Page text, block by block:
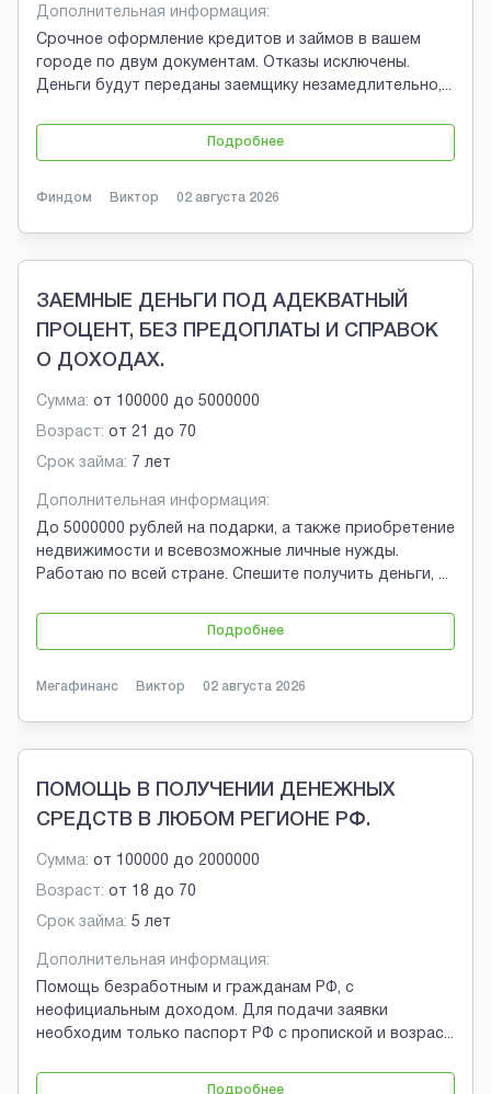
Дополнительная информация:
Срочное оформление кредитов и займов в вашем
городе по двум документам. Отказы исключены.
Деньги будут переданы заемщику незамедлительно,...
Подробнее
Финдом Виктор 02 августа 2026
ЗАЕМНЫЕ ДЕНЬГИ ПОД АДЕКВАТНЫЙ
ПРОЦЕНТ, БЕЗ ПРЕДОПЛАТЫ И СПРАВОК
О ДОХОДАХ.
Сумма: от 100000 до 5000000
Возраст: от 21 до 70
Срок займа: 7 лет
Дополнительная информация:
До 5000000 рублей на подарки, а также приобретение
недвижимости и всевозможные личные нужды.
Работаю по всей стране. Спешите получить деньги, ...
Подробнее
Мегафинанс Виктор 02 августа 2026
ПОМОЩЬ В ПОЛУЧЕНИИ ДЕНЕЖНЫХ
СРЕДСТВ В ЛЮБОМ РЕГИОНЕ РФ.
Сумма: от 100000 до 2000000
Возраст: от 18 до 70
Срок займа: 5 лет
Дополнительная информация:
Помощь безработным и гражданам РФ, с
неофициальным доходом. Для подачи заявки
необходим только паспорт РФ с пропиской и возрас...
Подробнее